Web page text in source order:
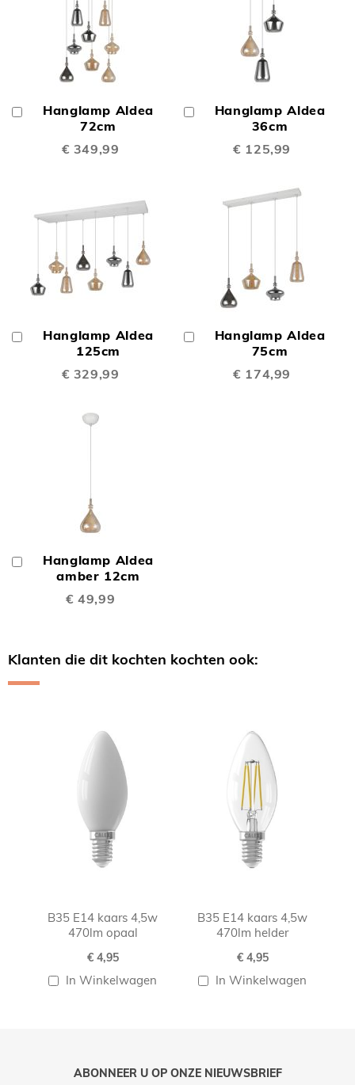
Hanglamp Aldea
72cm
€ 349,99
Winkelwagen
Hanglamp Aldea
36cm
€ 125,99
Winkelwagen
Hanglamp Aldea
125cm
€ 329,99
Winkelwagen
Hanglamp Aldea
75cm
€ 174,99
Winkelwagen
Hanglamp Aldea
amber 12cm
€ 49,99
Winkelwagen
Klanten die dit kochten kochten ook:
B35 E14 kaars 4,5w
470lm opaal
€ 4,95
In Winkelwagen
B35 E14 kaars 4,5w
470lm helder
€ 4,95
In Winkelwagen
ABONNEER U OP ONZE NIEUWSBRIEF